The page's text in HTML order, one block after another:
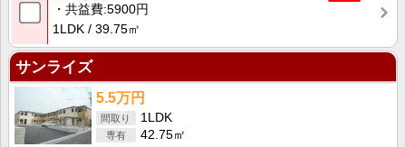
共益費 5900円
1LDK
39.75㎡
サンライズ
5.5万円
1LDK
42.75㎡